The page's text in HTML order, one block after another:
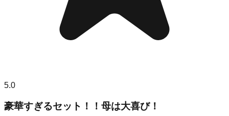
5.0
豪華すぎるセット！！母は大喜び！